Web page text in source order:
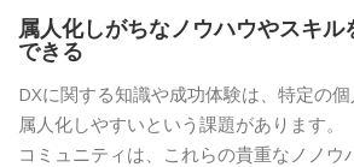
属人化しがちなノウハウやスキル
できる
DXに関する知識や成功体験は、特定の個
属人化しやすいという課題があります。
コミュニティは、これらの貴重なノノウ